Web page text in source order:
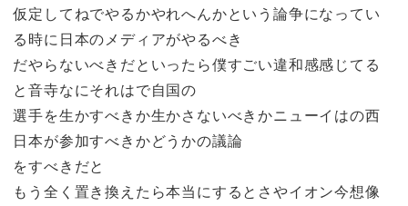
仮定してねでやるかやれへんかという論争になってい
る時に日本のメディアがやるべき
だやらないべきだといったら僕すごい違和感感じてる
と音寺なにそれはで自国の
選手を生かすべきか生かさないべきかニューイはの西
日本が参加すべきかどうかの議論
をすべきだと
もう全く置き換えたら本当にするとさやイオン今想像